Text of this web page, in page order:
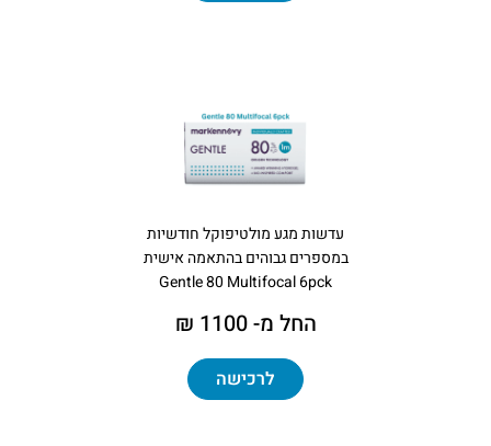
עדשות מגע מולטיפוקל חודשיות
במספרים גבוהים בהתאמה אישית
Gentle 80 Multifocal 6pck
החל מ- 1100 ₪
לרכישה